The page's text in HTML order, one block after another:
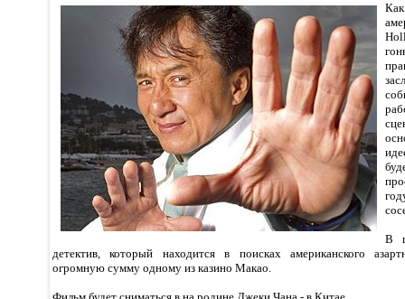
В
детектив, который находится в поисках американского
огромную сумму одному из казино Макао.